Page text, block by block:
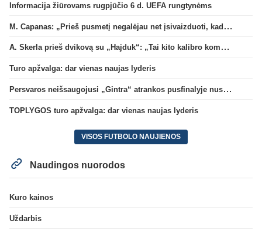
Informacija žiūrovams rugpjūčio 6 d. UEFA rungtynėms
M. Capanas: „Prieš pusmetį negalėjau net įsivaizduoti, kad žaisime prieš „Hajduk“
A. Skerla prieš dvikovą su „Hajduk“: „Tai kito kalibro komanda“
Turo apžvalga: dar vienas naujas lyderis
Persvaros neišsaugojusi „Gintra“ atrankos pusfinalyje nusileido Škotijos čempionėms
TOPLYGOS turo apžvalga: dar vienas naujas lyderis
VISOS FUTBOLO NAUJIENOS
Naudingos nuorodos
Kuro kainos
Uždarbis